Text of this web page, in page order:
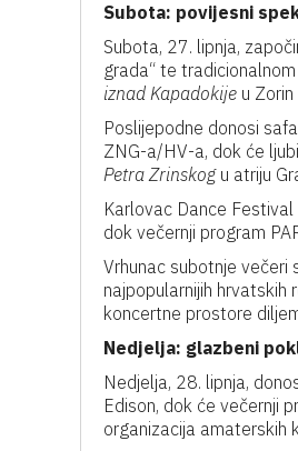
Subota: povijesni
Subota, 27. lipnja,
grada“ te
iznad Kapadokije u
Poslijepodne donosi
ZNG-a/HV-a, dok će
Petra Zrinskogu atriju
Karlovac Dance
dok večernji program
Vrhunac subotnje večeri
najpopularnijih
koncertne prostore
Nedjelja: glazbeni
Nedjelja, 28. lipnja,
Edison, dok će večernji
organizacija amaterskih